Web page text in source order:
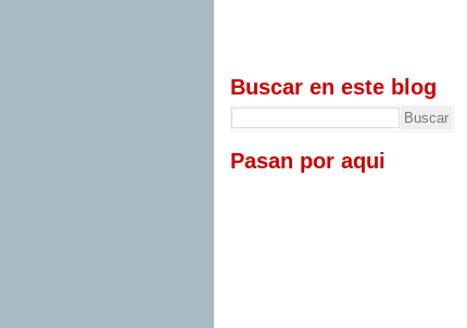
Buscar en este blog
Pasan por aqui